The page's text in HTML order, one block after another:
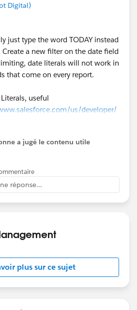
Digital)
just type the word TODAY instead
a new filter on the date field
date literals will not work in
that come on every report.
useful
us/developer/
becomes LAST WEEK
a jugé le contenu utile
réponse...
plus sur ce sujet